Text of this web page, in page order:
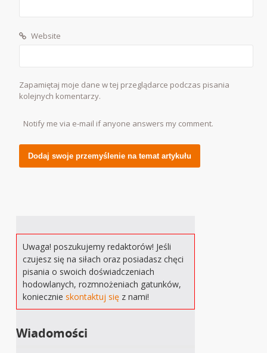
Website
Zapamiętaj moje dane w tej przeglądarce podczas pisania
kolejnych komentarzy.
Notify me via e-mail if anyone answers my comment.
Uwaga! poszukujemy redaktorów! Jeśli
czujesz się na siłach oraz posiadasz chęci
pisania o swoich doświadczeniach
hodowlanych, rozmnożeniach gatunków,
koniecznieskontaktuj się z nami!
Wiadomości